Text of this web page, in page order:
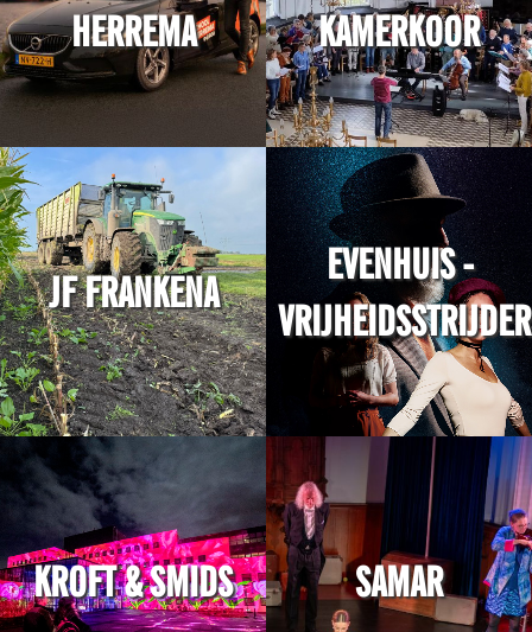
HERREMA
KAMERKOOR
JF FRANKENA
EVENHUIS -
KROFT & SMIDS SAMAR